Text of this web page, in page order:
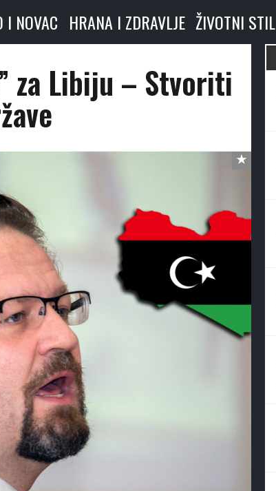
I NOVAC HRANA I ZDRAVLJE ŽIVOTNI STIL
za Libiju – Stvoriti